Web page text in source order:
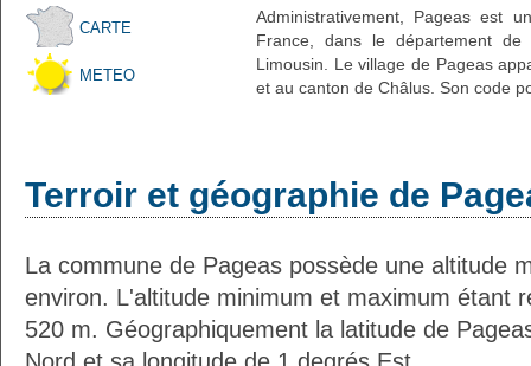
CARTE
METEO
Administrativement, Pageas est
France, dans le département
Limousin. Le village de Pageas
et au canton de Châlus. Son code
Terroir et géographie de
La commune de Pageas possède une altitude
environ. L'altitude minimum et maximum étant
520 m. Géographiquement la latitude de